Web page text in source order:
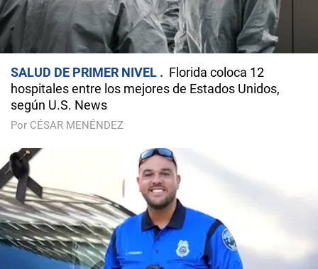
SALUD DE PRIMER NIVEL
Florida coloca 12
hospitales entre los mejores de Estados Unidos,
según U.S. News
Por CÉSAR MENÉNDEZ